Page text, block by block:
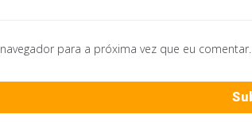
para a próxima vez que eu comentar.